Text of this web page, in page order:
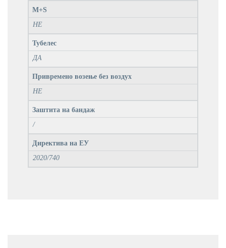
M+S
НЕ
Тубелес
ДА
Привремено возење без воздух
НЕ
Заштита на бандаж
/
Директива на ЕУ
2020/740